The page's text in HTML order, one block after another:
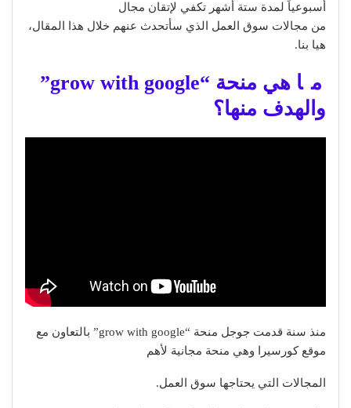
أسبوعياً لمدة ستة أشهر تكفي لإتقان مجال
من مجالات سوق العمل الذي سأتحدث عنهم خلال هذا المقال،
هيا بنا.
م
ا هي منحة “grow with google”
والهدف منها؟
منذ سنة قدمت جوجل منحة “grow with google” بالتعاون مع
موقع كورسيرا وهي منحة مجانية لأهم
المجالات التي يحتاجها سوق العمل.